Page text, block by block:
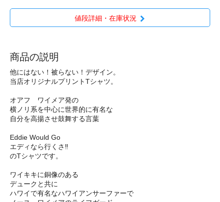
値段詳細・在庫状況
商品の説明
他にはない！被らない！デザイン。
当店オリジナルプリントTシャツ。
オアフ ワイメア発の
横ノリ系を中心に世界的に有名な
自分を高揚させ鼓舞する言葉
Eddie Would Go
エディなら行くさ‼️
のTシャツです。
ワイキキに銅像のある
デュークと共に
ハワイで有名なハワイアンサーファーで